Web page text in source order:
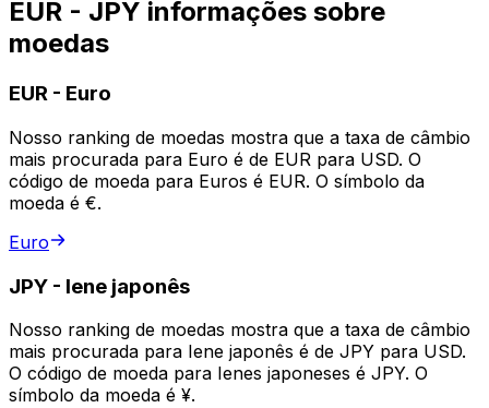
EUR - JPY informações sobre
moedas
EUR - Euro
Nosso ranking de moedas mostra que a taxa de câmbio
mais procurada para Euro é de EUR para USD. O
código de moeda para Euros é EUR. O símbolo da
moeda é €.
Euro
JPY - Iene japonês
Nosso ranking de moedas mostra que a taxa de câmbio
mais procurada para Iene japonês é de JPY para USD.
O código de moeda para Ienes japoneses é JPY. O
símbolo da moeda é ¥.